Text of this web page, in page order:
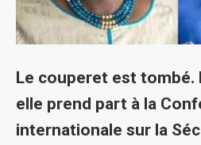
Le couperet est tombé.
elle prend part à la
internationale sur la